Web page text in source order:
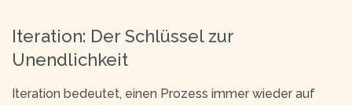
Iteration: Der Schlüssel zur
Unendlichkeit
Iteration bedeutet, einen Prozess immer wieder auf